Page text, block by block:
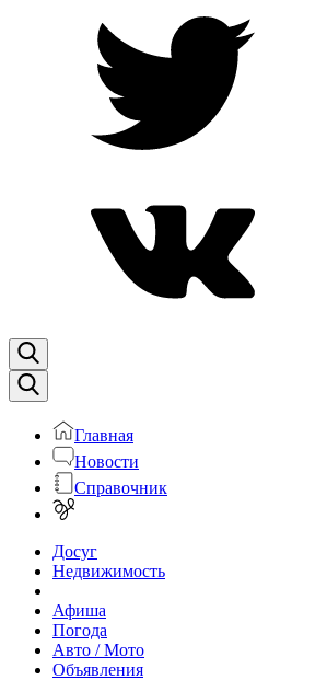
Главная
Новости
Справочник
Досуг
Недвижимость
Афиша
Погода
Авто / Мото
Объявления